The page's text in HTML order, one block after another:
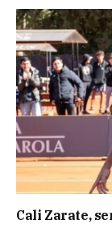
Cali Zarate,